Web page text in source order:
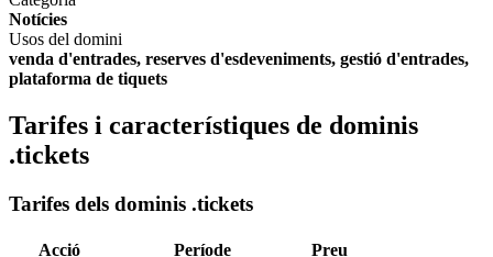
Notícies
Usos del domini
venda d'entrades, reserves d'esdeveniments, gestió d'entrades,
plataforma de tiquets
Tarifes i característiques de dominis
.tickets
Tarifes dels dominis .tickets
Acció Període Preu